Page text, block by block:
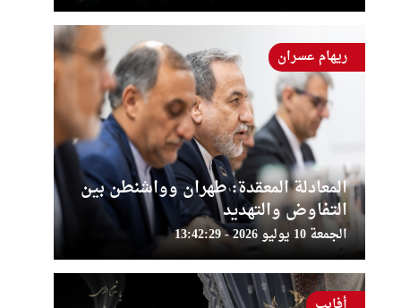
المعادلة المعقدة: طهران وواشنطن بين
التفاوض والتهديد
الجمعة 10 يوليو 2026 - 13:42:29
ريهام عسران